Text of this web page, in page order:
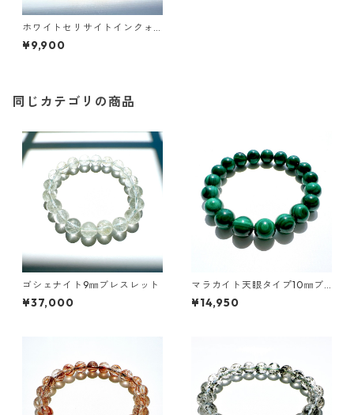
ホワイトセリサイトインクォ
ーツ11㎜ブレスレット
¥9,900
同じカテゴリの商品
ゴシェナイト9㎜ブレスレット
¥37,000
マラカイト天眼タイプ10㎜ブ
レスレット
¥14,950